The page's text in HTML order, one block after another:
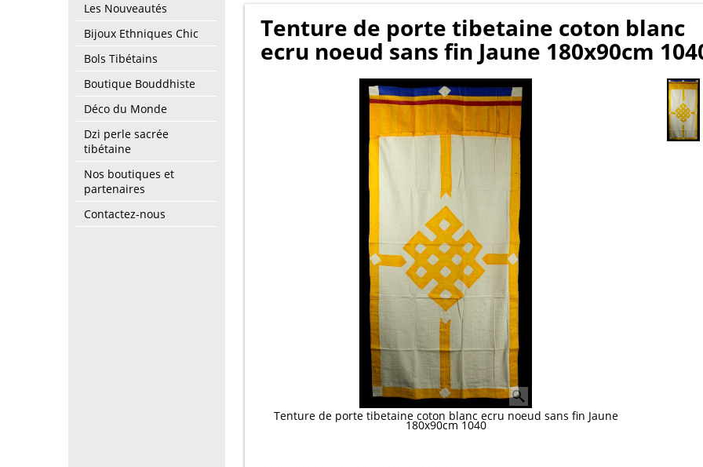
Les Nouveautés
Bijoux Ethniques Chic
Bols Tibétains
Boutique Bouddhiste
Déco du Monde
Dzi perle sacrée
tibétaine
Nos boutiques et
partenaires
Contactez-nous
Tenture de porte tibetaine coton blanc
ecru noeud sans fin Jaune 180x90cm
Tenture de porte tibetaine coton blanc ecru noeud sans fin Jaune
180x90cm 1040